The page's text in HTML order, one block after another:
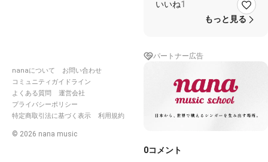
nanaについて
お問い合わせ
コミュニティガイドライン
よくある質問
運営会社
プライバシーポリシー
特定商取引法に基づく表示
利用規約
© 2026 nana music
music.com/sounds/
https://nana-
music.com/sounds/
https://nana-
music.com/sounds/
いいね1
もっと見る
パートナー広告
0コメント